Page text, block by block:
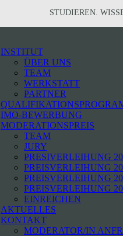
STUDIEREN.
INSTITUT
ÜBER UNS
TEAM
WERKSTATT
PARTNER
IMO-BEWERBUNG
MODERATIONSPREIS
TEAM
JURY
PRESIVERLEIHUNG
PREISVERLEIHUNG
PREISVERLEIHUNG
PREISVERLEIHUNG
EINREICHEN
AKTUELLES
KONTAKT
MODERATOR/IN